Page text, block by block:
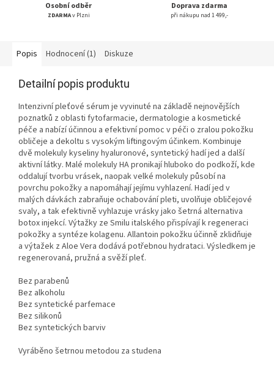
Osobní odběr
ZDARMAv Plzni
Doprava zdarma
při nákupu nad 1 499,-
Popis Hodnocení (1) Diskuze
Detailní popis produktu
Intenzivní pleťové sérum je vyvinuté na základě nejnovějších
poznatků z oblasti fytofarmacie, dermatologie a kosmetické
péče a nabízí účinnou a efektivní pomoc v péči o zralou pokožku
obličeje a dekoltu s vysokým liftingovým účinkem. Kombinuje
dvě molekuly kyseliny hyaluronové, syntetický hadí jed a další
aktivní látky. Malé molekuly HA pronikají hluboko do podkoží, kde
oddalují tvorbu vrásek, naopak velké molekuly působí na
povrchu pokožky a napomáhají jejímu vyhlazení. Hadí jed v
malých dávkách zabraňuje ochabování pleti, uvolňuje obličejové
svaly, a tak efektivně vyhlazuje vrásky jako šetrná alternativa
botox injekcí. Výtažky ze Smilu italského přispívají k regeneraci
pokožky a syntéze kolagenu. Allantoin pokožku účinně zklidňuje
a výtažek z Aloe Vera dodává potřebnou hydrataci. Výsledkem je
regenerovaná, pružná a svěží pleť.
Bez parabenů
Bez alkoholu
Bez syntetické parfemace
Bez silikonů
Bez syntetických barviv
Vyráběno šetrnou metodou za studena